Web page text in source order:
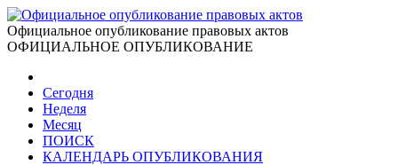
Официальное опубликование правовых актов
ОФИЦИАЛЬНОЕ ОПУБЛИКОВАНИЕ
Сегодня
Неделя
Месяц
ПОИСК
КАЛЕНДАРЬ ОПУБЛИКОВАНИЯ